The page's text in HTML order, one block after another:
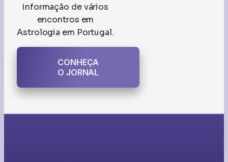
informação de vários
encontros em
Astrologia em Portugal.
CONHEÇA
O JORNAL